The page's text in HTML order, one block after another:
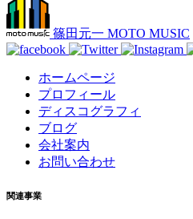
篠田元一 MOTO MUSIC
ホームページ
プロフィール
ディスコグラフィ
ブログ
会社案内
お問い合わせ
関連事業